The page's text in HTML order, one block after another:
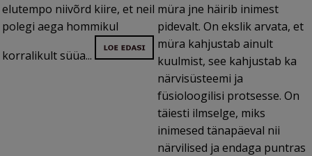
elutempo niivõrd kiire, et neil
polegi aega hommikul
korralikult süüa...
müra jne häirib inimest
pidevalt. On ekslik arvata, et
müra kahjustab ainult
kuulmist, see kahjustab ka
närvisüsteemi ja
füsioloogilisi protsesse. On
täiesti ilmselge, miks
inimesed tänapäeval nii
närvilised ja endaga puntras